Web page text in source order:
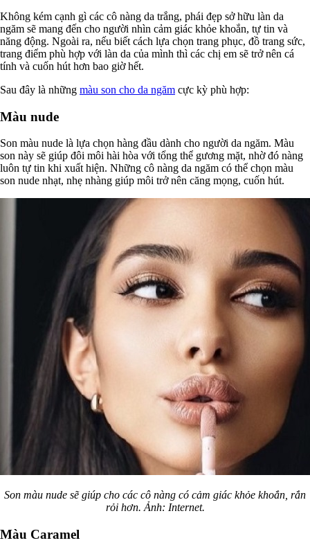
Không kém cạnh gì các cô nàng da trắng, phái đẹp sở hữu làn da
ngăm sẽ mang đến cho người nhìn cảm giác khỏe khoắn, tự tin và
năng động. Ngoài ra, nếu biết cách lựa chọn trang phục, đồ trang sức,
trang điểm phù hợp với làn da của mình thì các chị em sẽ trở nên cá
tính và cuốn hút hơn bao giờ hết.
Sau đây là những màu son cho da ngăm cực kỳ phù hợp:
Màu nude
Son màu nude là lựa chọn hàng đầu dành cho người da ngăm. Màu
son này sẽ giúp đôi môi hài hòa với tổng thể gương mặt, nhờ đó nàng
luôn tự tin khi xuất hiện. Những cô nàng da ngăm có thể chọn màu
son nude nhạt, nhẹ nhàng giúp môi trở nên căng mọng, cuốn hút.
Son màu nude sẽ giúp cho các cô nàng có cảm giác khỏe khoắn, rắn
rỏi hơn. Ảnh: Internet.
Màu Caramel